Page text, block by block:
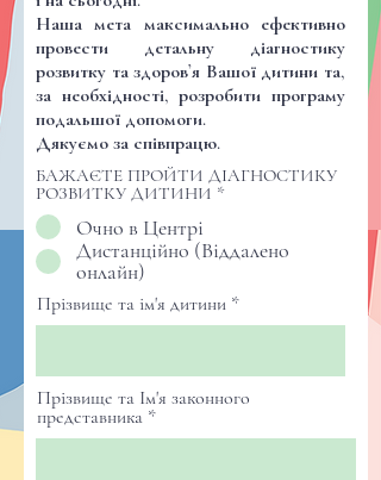
Наша мета максимально ефективно
провести детальну діагностику
розвитку та здоров’я Вашої дитини та,
за необхідності, розробити програму
подальшої допомоги.
Дякуємо за співпрацю.
БАЖАЄТЕ ПРОЙТИ ДІАГНОСТИКУ
РОЗВИТКУ ДИТИНИ *
Очно в Центрі
Дистанційно (Віддалено
онлайн)
Прізвище та ім'я дитини
Прізвище та Ім'я законного
представника